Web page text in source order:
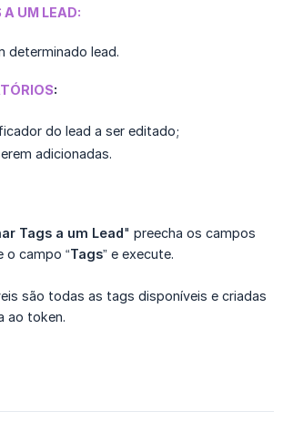
UM LEAD:
determinado lead.
:
do lead a ser editado;
adicionadas.
Tags a um Lead" preecha os campos
o campo “Tags” e execute.
são todas as tags disponíveis e criadas
ao token.